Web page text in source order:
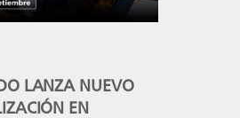
LANZA NUEVO
EN